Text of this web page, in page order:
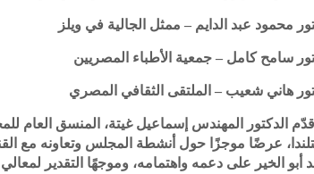
محمود عبد الدايم – ممثل الجالية في ويلز
سامح كامل – جمعية الأطباء المصريين
هاني شعيب – الملتقى الثقافي المصري
الدكتور المهندس إسماعيل غيتة، المنسق العام
عرضًا موجزًا حول أنشطة المجلس وتعاونه مع
أبو الخير على دعمه واهتمامه، وموجهًا التقدير